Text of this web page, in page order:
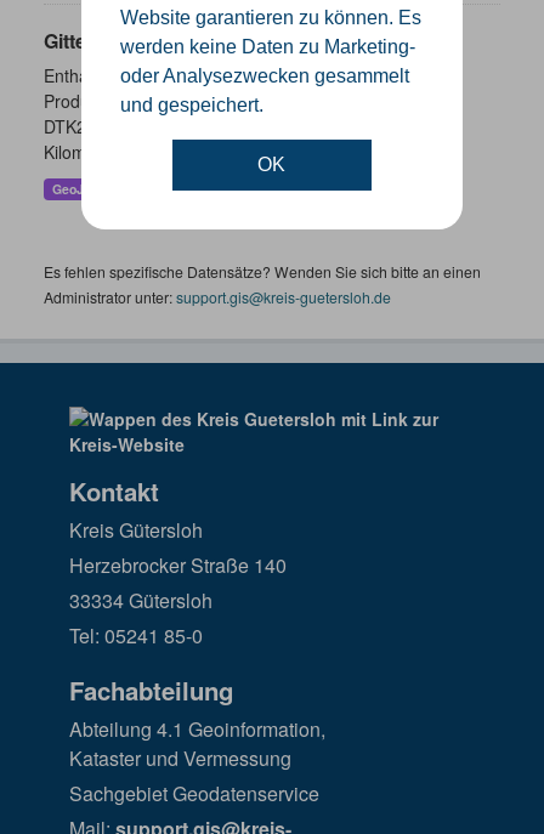
Website garantieren zu können. Es
werden keine Daten zu Marketing-
oder Analysezwecken gesammelt
und gespeichert.
OK
Gitternetze
Enthalten sind die Gitternetze/ Blattschnitte folgender
Produkte: - DTK100 - DTK50 - TK25 (Meßtischblatt) -
DTK25 - DOP10 - DGK5 Höhenfolie - DGK5 (GK3) -
Kilometerquadrat (GK3)...
GeoJSON WMS
Es fehlen spezifische Datensätze? Wenden Sie sich bitte an einen
Administrator unter:support.gis@kreis-guetersloh.de
Kontakt
Kreis Gütersloh
Herzebrocker Straße 140
33334 Gütersloh
Tel: 05241 85-0
Fachabteilung
Abteilung 4.1 Geoinformation,
Kataster und Vermessung
Sachgebiet Geodatenservice